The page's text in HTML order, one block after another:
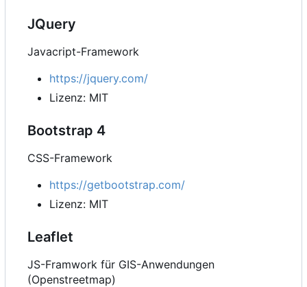
JQuery
Javacript-Framework
https://jquery.com/
Lizenz: MIT
Bootstrap 4
CSS-Framework
https://getbootstrap.com/
Lizenz: MIT
Leaflet
JS-Framwork für GIS-Anwendungen
(Openstreetmap)